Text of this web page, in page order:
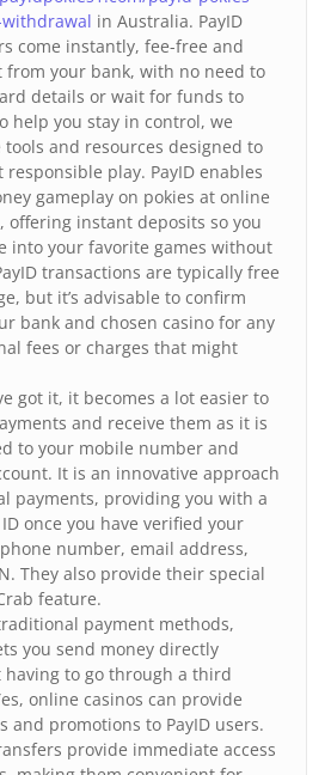
in Australia. PayID
come instantly, fee-free and
from your bank, with no need to
details or wait for funds to
help you stay in control, we
tools and resources designed to
responsible play. PayID enables
gameplay on pokies at online
offering instant deposits so you
into your favorite games without
transactions are typically free
but it’s advisable to confirm
bank and chosen casino for any
fees or charges that might
got it, it becomes a lot easier to
and receive them as it is
to your mobile number and
It is an innovative approach
payments, providing you with a
once you have verified your
number, email address,
They also provide their special
feature.
payment methods,
you send money directly
to go through a third
online casinos can provide
and promotions to PayID users.
provide immediate access